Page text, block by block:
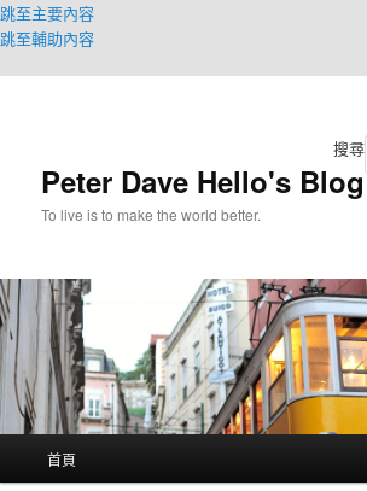
跳至主要內容
跳至輔助內容
Peter Dave Hello's Blog
To live is to make the world better.
搜尋
首頁